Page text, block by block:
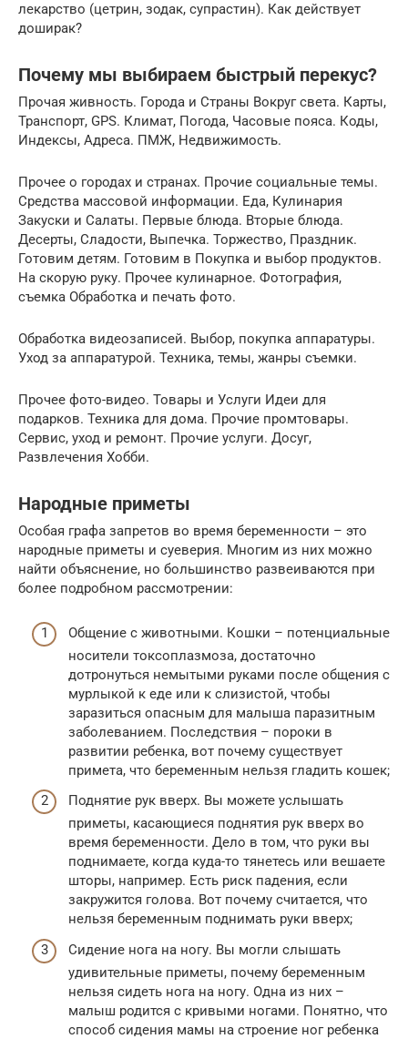
лекарство (цетрин, зодак, супрастин). Как действует
доширак?
Почему мы выбираем быстрый перекус?
Прочая живность. Города и Страны Вокруг света. Карты,
Транспорт, GPS. Климат, Погода, Часовые пояса. Коды,
Индексы, Адреса. ПМЖ, Недвижимость.
Прочее о городах и странах. Прочие социальные темы.
Средства массовой информации. Еда, Кулинария
Закуски и Салаты. Первые блюда. Вторые блюда.
Десерты, Сладости, Выпечка. Торжество, Праздник.
Готовим детям. Готовим в Покупка и выбор продуктов.
На скорую руку. Прочее кулинарное. Фотография,
съемка Обработка и печать фото.
Обработка видеозаписей. Выбор, покупка аппаратуры.
Уход за аппаратурой. Техника, темы, жанры съемки.
Прочее фото-видео. Товары и Услуги Идеи для
подарков. Техника для дома. Прочие промтовары.
Сервис, уход и ремонт. Прочие услуги. Досуг,
Развлечения Хобби.
Народные приметы
Особая графа запретов во время беременности – это
народные приметы и суеверия. Многим из них можно
найти объяснение, но большинство развеиваются при
более подробном рассмотрении:
Общение с животными. Кошки – потенциальные
носители токсоплазмоза, достаточно
дотронуться немытыми руками после общения с
мурлыкой к еде или к слизистой, чтобы
заразиться опасным для малыша паразитным
заболеванием. Последствия – пороки в
развитии ребенка, вот почему существует
примета, что беременным нельзя гладить кошек;
Поднятие рук вверх. Вы можете услышать
приметы, касающиеся поднятия рук вверх во
время беременности. Дело в том, что руки вы
поднимаете, когда куда-то тянетесь или вешаете
шторы, например. Есть риск падения, если
закружится голова. Вот почему считается, что
нельзя беременным поднимать руки вверх;
Сидение нога на ногу. Вы могли слышать
удивительные приметы, почему беременным
нельзя сидеть нога на ногу. Одна из них –
малыш родится с кривыми ногами. Понятно, что
способ сидения мамы на строение ног ребенка